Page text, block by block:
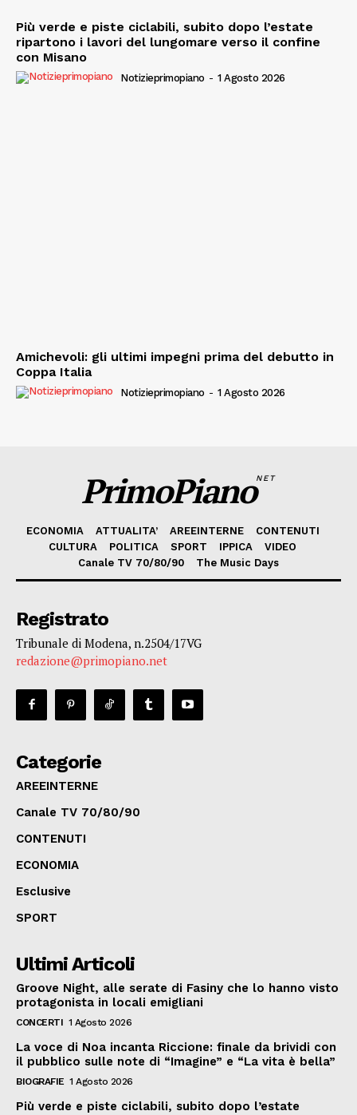
Più verde e piste ciclabili, subito dopo l’estate
ripartono i lavori del lungomare verso il confine
con Misano
Notizieprimopiano - 1 Agosto 2026
Amichevoli: gli ultimi impegni prima del debutto in
Coppa Italia
Notizieprimopiano - 1 Agosto 2026
PrimoPianoNET
ECONOMIA ATTUALITA’ AREEINTERNE
CONTENUTI
CULTURA
POLITICA SPORT IPPICA
VIDEO
Canale TV 70/80/90
The Music Days
Registrato
Tribunale di Modena, n.2504/17VG
redazione@primopiano.net
Categorie
AREEINTERNE
Canale TV 70/80/90
CONTENUTI
ECONOMIA
Esclusive
SPORT
Ultimi Articoli
Groove Night, alle serate di Fasiny che lo hanno visto
protagonista in locali emigliani
CONCERTI 1 Agosto 2026
La voce di Noa incanta Riccione: finale da brividi con
il pubblico sulle note di “Imagine” e “La vita è bella”
BIOGRAFIE 1 Agosto 2026
Più verde e piste ciclabili, subito dopo l’estate